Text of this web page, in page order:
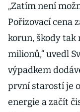
„Zatím není
Pořizovací cena
korun, škody tak
milionů,“ uvedl
výpadkem
první starostí je
energie a začít